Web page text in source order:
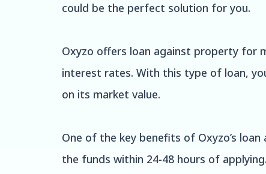
could be the perfect solution for you.
Oxyzo offers loan against property for
interest rates. With this type of loan,
on its market value.
One of the key benefits of Oxyzo’s
the funds within 24-48 hours of